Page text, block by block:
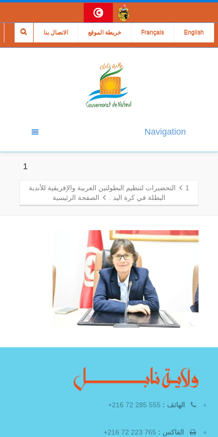
الاتصال بنا خريطة الموقع Français English
Navigation
1
1
التحضيرات لتنظيم البطولتين العربية والإفريقية للأندية
البطلة في كرة اليد .
الصفحة الرئيسية
الهاتف :
الفاكس :